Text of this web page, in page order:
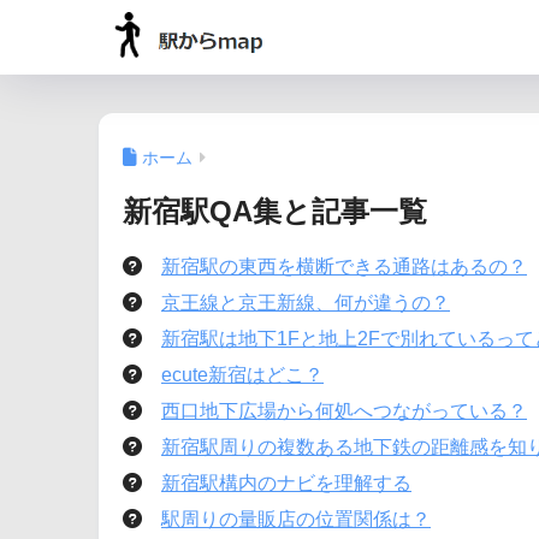
ホーム
新宿駅QA集と記事一覧
新宿駅の東西を横断できる通路はあるの？
京王線と京王新線、何が違うの？
新宿駅は地下1Fと地上2Fで別れているって
ecute新宿はどこ？
西口地下広場から何処へつながっている？
新宿駅周りの複数ある地下鉄の距離感を知
新宿駅構内のナビを理解する
駅周りの量販店の位置関係は？